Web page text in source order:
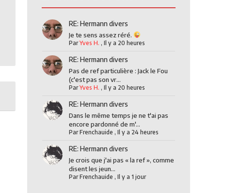
RE: Hermann divers
Je te sens assez réré.
ParYves H. , Il y a 20 heures
RE: Hermann divers
Pas de ref particulière : Jack le Fou
(c'est pas son vr...
ParYves H. , Il y a 20 heures
RE: Hermann divers
Dans le même temps je ne t'ai pas
encore pardonné de m'...
ParFrenchauide , Il y a 24 heures
RE: Hermann divers
Je crois que j'ai pas « la ref », comme
disent les jeun...
ParFrenchauide , Il y a 1 jour